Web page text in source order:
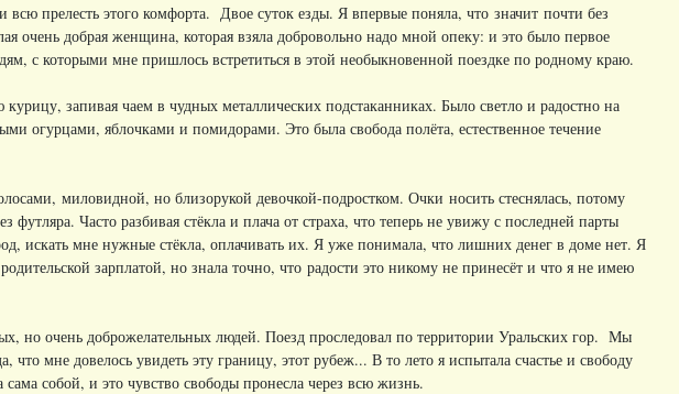
прелесть этого комфорта. Двое суток езды. Я впервые поняла, что значит почти без
очень добрая женщина, которая взяла добровольно надо мной опеку: и это было первое
с которыми мне пришлось встретиться в этой необыкновенной поездке по родному краю.
запивая чаем в чудных металлических подстаканниках. Было светло и радостно на
огурцами, яблочками и помидорами. Это была свобода полёта, естественное течение
миловидной, но близорукой девочкой-подростком. Очки носить стеснялась, потому
Часто разбивая стёкла и плача от страха, что теперь не увижу с последней парты
искать мне нужные стёкла, оплачивать их. Я уже понимала, что лишних денег в доме нет. Я
зарплатой, но знала точно, что радости это никому не принесёт и что я не имею
но очень доброжелательных людей. Поезд проследовал по территории Уральских гор. Мы
мне довелось увидеть эту границу, этот рубеж... В то лето я испытала счастье и свободу
собой, и это чувство свободы пронесла через всю жизнь.